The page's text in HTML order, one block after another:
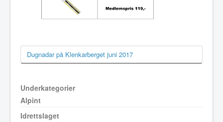
Dugnadar på Klenkarberget juni 2017
Underkategorier
Alpint
Idrettslaget